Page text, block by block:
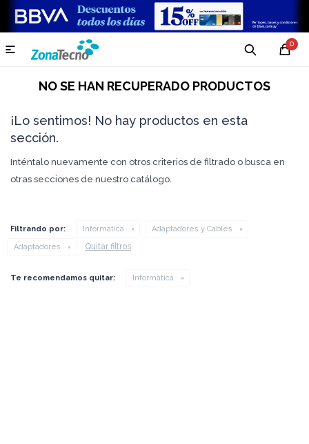
0

NO SE HAN RECUPERADO PRODUCTOS
¡Lo sentimos! No hay productos en esta
sección.
Inténtalo nuevamente con otros criterios de filtrado o busca en
otras secciones de nuestro catálogo.
Filtrando por: Informática
Adaptadores y Cables
Adaptadores
Quitar filtros
Te recomendamos quitar: Informática